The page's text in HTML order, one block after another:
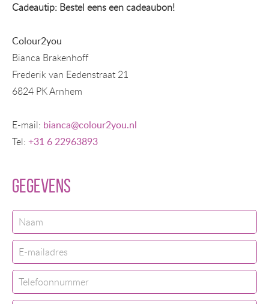
Cadeautip: Bestel eens een cadeaubon!
Colour2you
Bianca Brakenhoff
Frederik van Eedenstraat 21
6824 PK Arnhem
E-mail: bianca@colour2you.nl
Tel: +31 6 22963893
gegevens